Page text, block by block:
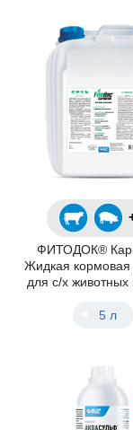
ФИТОДОК®
Жидкая кормовая
для с/х животных
5 л